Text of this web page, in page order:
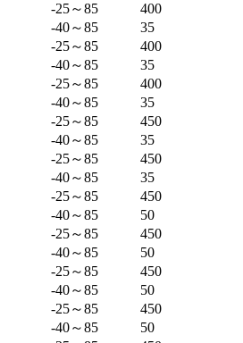
-25～85
400
-40～85
35
-25～85
400
-40～85
35
-25～85
400
-40～85
35
-25～85
450
-40～85
35
-25～85
450
-40～85
35
-25～85
450
-40～85
50
-25～85
450
-40～85
50
-25～85
450
-40～85
50
-25～85
450
-40～85
50